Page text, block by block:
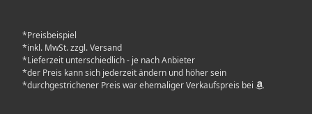
*Preisbeispiel
*inkl. MwSt. zzgl. Versand
*Lieferzeit unterschiedlich - je nach Anbieter
*der Preis kann sich jederzeit ändern und höher sein
*durchgestrichener Preis war ehemaliger Verkaufspreis bei